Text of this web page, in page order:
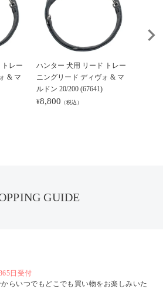
レー
& マ
ハンター 犬用 リード トレー
ニングリード ディヴォ & マ
ルドン 20/200 (67641)
¥8,800 （税込）
GUIDE
日受付
らいつでもどこでも買い物をお楽しみいた